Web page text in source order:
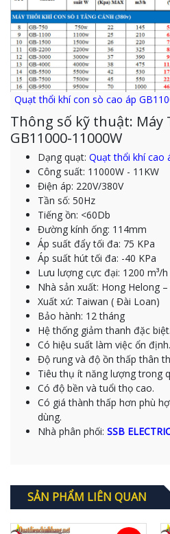
Quạt thổi khí con sò cao áp
Thông số kỹ thuật: Máy
GB11000-11000W
Dạng quạt: Quạt thổi khí cao
Công suất: 11000W - 11KW
Điện áp: 220V/380V
Tần số: 50Hz
Tiếng ồn: <60Db
Đường kính ống: 114mm
Áp suất đẩy tối đa: 75 KPa
Áp suất hút tối đa: -40 KPa
Lưu lượng cực đại: 1200 m³/h
Nhà sản xuất: Hong Helong
Xuất xứ: Taiwan ( Đài Loan)
Bảo hành: 12 tháng
Hệ thống giảm thanh đặc biệt.
Có hiệu suất làm việc ổn định.
Độ rung và độ ồn thấp thân
Tiêu thụ ít năng lượng trong
Có độ bền và tuổi thọ cao.
Có giá thành thấp hơn phù
dùng.
Nhà phân phối: SSB
SẢN PHẨM LIÊN QUAN